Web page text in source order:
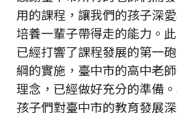
用的課程，讓我們的孩子深
培養一輩子帶得走的能力。
已經打響了課程發展的第一
綱的實施，臺中市的高中老
理念，已經做好充分的準備
孩子們對臺中市的教育發展